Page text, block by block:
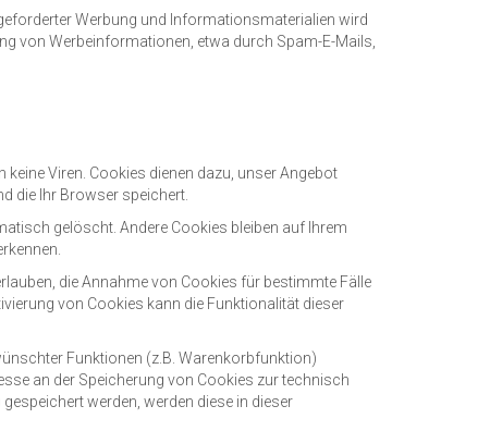
Werbung und Informationsmaterialien wird
von Werbeinformationen, etwa durch Spam-E-Mails,
Viren. Cookies dienen dazu, unser Angebot
die Ihr Browser speichert.
gelöscht. Andere Cookies bleiben auf Ihrem
die Annahme von Cookies für bestimmte Fälle
von Cookies kann die Funktionalität dieser
Funktionen (z.B. Warenkorbfunktion)
an der Speicherung von Cookies zur technisch
werden, werden diese in dieser